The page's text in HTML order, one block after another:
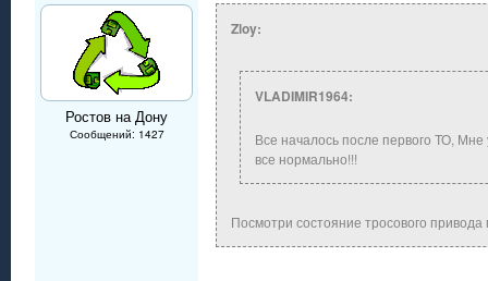
Ростов на Дону
Сообщений: 1427
Zloy:
VLADIMIR1964:
Все началось после первого ТО,
все нормально!!!
Посмотри состояние тросового